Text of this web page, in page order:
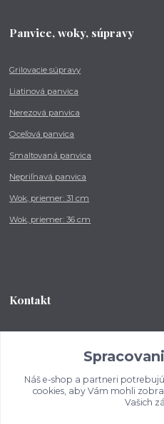
Panvice, woky, súpravy
Grilovacie súpravy
Liatinová panvica
Nerezová panvica
Oceľová panvica
Smaltovaná panvica
Nepriľnavá panvica
Wok, priemer: 31 cm
Wok, priemer: 36 cm
Kontakt
od 8:00 - do 16:00 hod
Náš e-shop a partneri
cookies, aby Vám mohli
Vašich